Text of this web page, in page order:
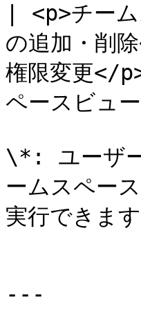
| <p>チー
の追加・削
権限変更</
ペースビュ
\*: ユーザー
ームスペー
実行できます
---